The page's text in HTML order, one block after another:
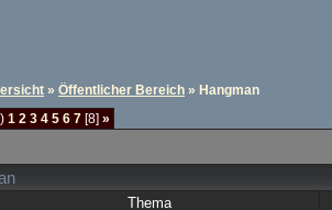
» Öffentlicher Bereich » Hangman
) 1 2 3 4 5 6 7 [8] »
Thema